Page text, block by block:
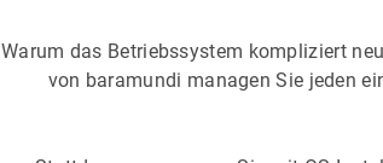
Warum das Betriebssystem kompliziert
von baramundi managen Sie jeden